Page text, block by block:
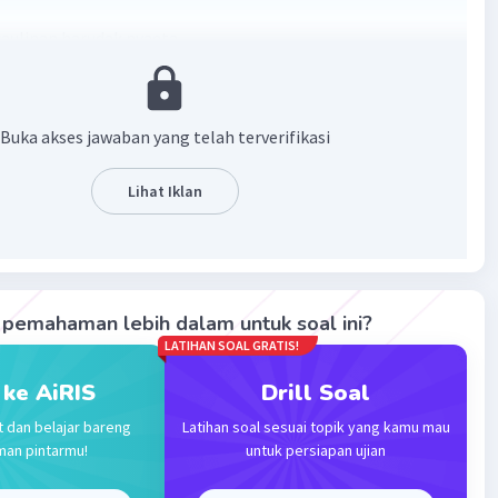
keun ka budayawan daerah
Level 92
tradisional (kaulinan barudak) ini merupakan suatu
yang bertujuanuntuk mengenalkan budaya daerah
anak didik agar mereka mengetahui dan dapat
dalam kehidupan sehari-hari.
·0.0(0)
Buka akses jawaban yang telah terverifikasi
Lihat Iklan
lebih dalam untuk soal ini?
AiRIS
dan belajar bareng
pintarmu!
LATIHAN SOAL GRATIS!
Drill Soal
Latihan soal sesuai topik yang kamu mau
untuk persiapan ujian